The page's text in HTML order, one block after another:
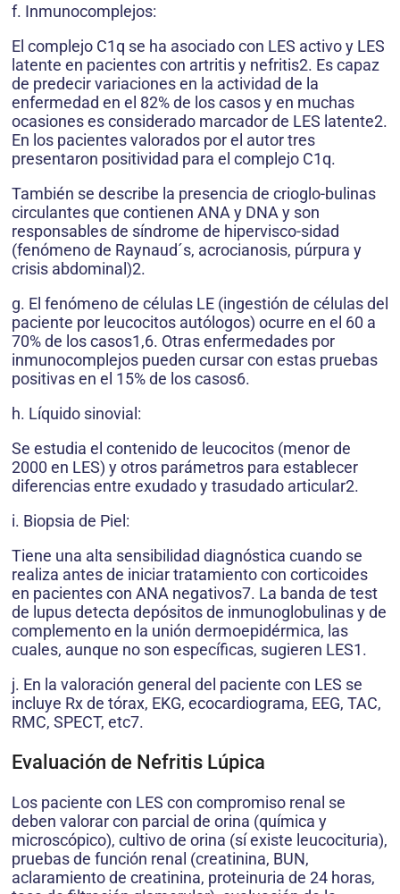
f. Inmunocomplejos:
El complejo C1q se ha asociado con LES activo y LES
latente en pacientes con artritis y nefritis2. Es capaz
de predecir variaciones en la actividad de la
enfermedad en el 82% de los casos y en muchas
ocasiones es considerado marcador de LES latente2.
En los pacientes valorados por el autor tres
presentaron positividad para el complejo C1q.
También se describe la presencia de crioglo-bulinas
circulantes que contienen ANA y DNA y son
responsables de síndrome de hipervisco-sidad
(fenómeno de Raynaud´s, acrocianosis, púrpura y
crisis abdominal)2.
g. El fenómeno de células LE (ingestión de células del
paciente por leucocitos autólogos) ocurre en el 60 a
70% de los casos1,6. Otras enfermedades por
inmunocomplejos pueden cursar con estas pruebas
positivas en el 15% de los casos6.
h. Líquido sinovial:
Se estudia el contenido de leucocitos (menor de
2000 en LES) y otros parámetros para establecer
diferencias entre exudado y trasudado articular2.
i. Biopsia de Piel:
Tiene una alta sensibilidad diagnóstica cuando se
realiza antes de iniciar tratamiento con corticoides
en pacientes con ANA negativos7. La banda de test
de lupus detecta depósitos de inmunoglobulinas y de
complemento en la unión dermoepidérmica, las
cuales, aunque no son específicas, sugieren LES1.
j. En la valoración general del paciente con LES se
incluye Rx de tórax, EKG, ecocardiograma, EEG, TAC,
RMC, SPECT, etc7.
Evaluación de Nefritis Lúpica
Los paciente con LES con compromiso renal se
deben valorar con parcial de orina (química y
microscópico), cultivo de orina (sí existe leucocituria),
pruebas de función renal (creatinina, BUN,
aclaramiento de creatinina, proteinuria de 24 horas,